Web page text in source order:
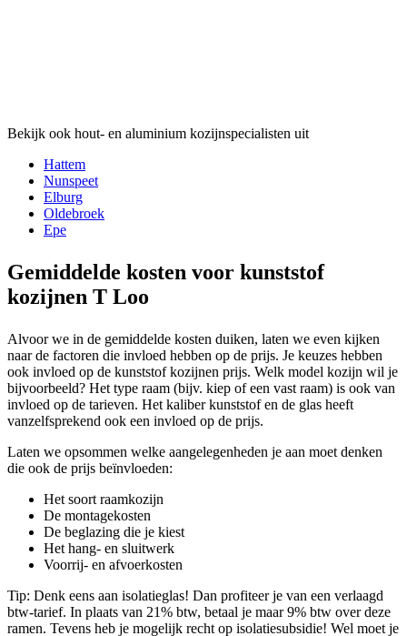
Bekijk ook hout- en aluminium kozijnspecialisten uit
Hattem
Nunspeet
Elburg
Oldebroek
Epe
Gemiddelde kosten voor kunststof
kozijnen T Loo
Alvoor we in de gemiddelde kosten duiken, laten we even kijken
naar de factoren die invloed hebben op de prijs. Je keuzes hebben
ook invloed op de kunststof kozijnen prijs. Welk model kozijn wil je
bijvoorbeeld? Het type raam (bijv. kiep of een vast raam) is ook van
invloed op de tarieven. Het kaliber kunststof en de glas heeft
vanzelfsprekend ook een invloed op de prijs.
Laten we opsommen welke aangelegenheden je aan moet denken
die ook de prijs beïnvloeden:
Het soort raamkozijn
De montagekosten
De beglazing die je kiest
Het hang- en sluitwerk
Voorrij- en afvoerkosten
Tip: Denk eens aan isolatieglas! Dan profiteer je van een verlaagd
btw-tarief. In plaats van 21% btw, betaal je maar 9% btw over deze
ramen. Tevens heb je mogelijk recht op isolatiesubsidie! Wel moet je